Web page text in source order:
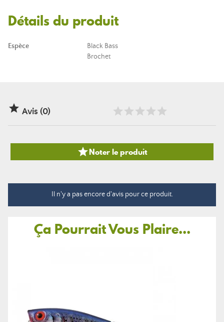
Détails du produit
Espèce
Black Bass
Brochet
 Avis (0)
Noter le produit
Il n'y a pas encore d'avis pour ce produit.
Ça Pourrait Vous Plaire...